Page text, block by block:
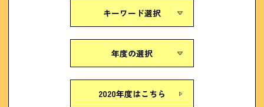
キーワード選択
年度の選択
2020年度はこちら